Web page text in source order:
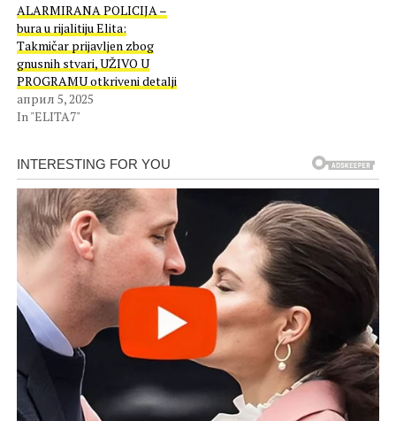
ALARMIRANA POLICIJA –
bura u rijalitiju Elita:
Takmičar prijavljen zbog
gnusnih stvari, UŽIVO U
PROGRAMU otkriveni detalji
април 5, 2025
In "ELITA7"